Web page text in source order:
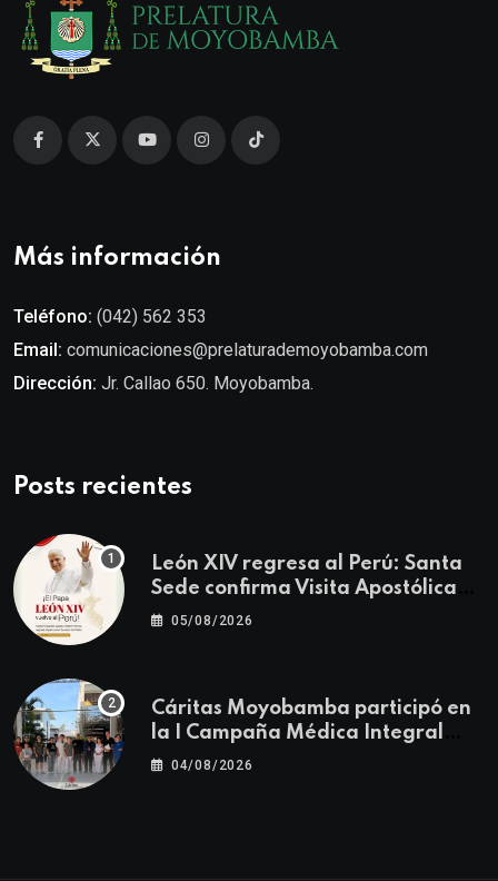
Más información
Teléfono: (042) 562 353
Email: comunicaciones@prelaturademoyobamba.com
Dirección: Jr. Callao 650. Moyobamba.
Posts recientes
León XIV regresa al Perú: Santa
Sede confirma Visita Apostólica
del 11 al 17 de noviembre
05/08/2026
Cáritas Moyobamba participó en
la I Campaña Médica Integral
Gratuita llevando salud y
04/08/2026